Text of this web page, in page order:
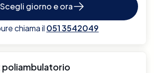
Scegli giorno e ora
chiama il 051 3542049